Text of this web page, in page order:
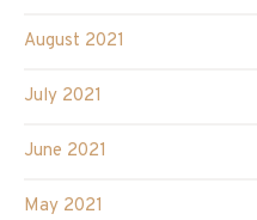
August 2021
July 2021
June 2021
May 2021